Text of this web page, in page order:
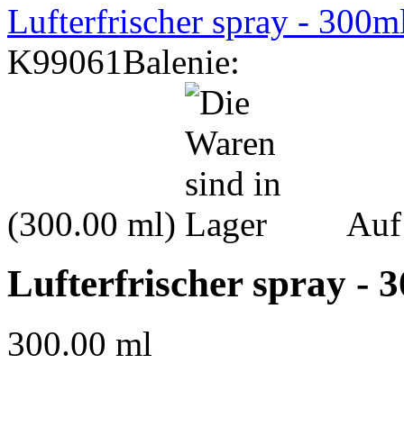
Lufterfrischer spray -
K99061 Balenie:
(300.00 ml)
Lufterfrischer spray -
300.00 ml